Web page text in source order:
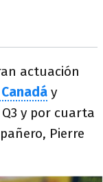
actuación
y
y por cuarta
Pierre